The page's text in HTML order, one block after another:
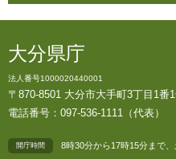
大分県庁
法人番号1000020440001
〒870-8501 大分市大手町3丁目1番
電話番号：097-536-1111（代表）
開庁時間 8時30分から17時15分まで